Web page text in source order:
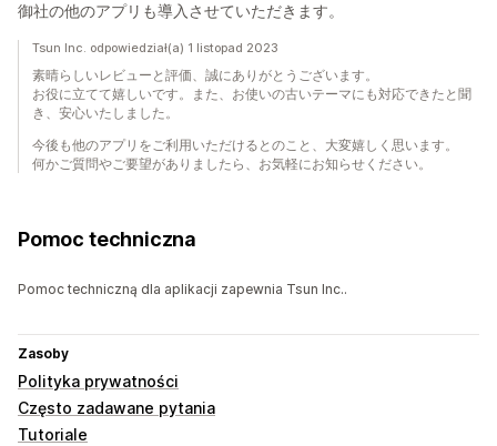
御社の他のアプリも導入させていただきます。
Tsun Inc. odpowiedział(a) 1 listopad 2023
素晴らしいレビューと評価、誠にありがとうございます。
お役に立てて嬉しいです。また、お使いの古いテーマにも対応できたと聞
き、安心いたしました。
今後も他のアプリをご利用いただけるとのこと、大変嬉しく思います。
何かご質問やご要望がありましたら、お気軽にお知らせください。
Pomoc techniczna
Pomoc techniczną dla aplikacji zapewnia Tsun Inc..
Zasoby
Polityka prywatności
Często zadawane pytania
Tutoriale